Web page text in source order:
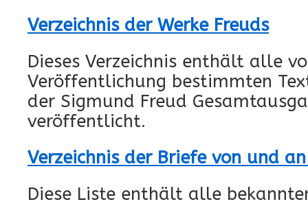
Verzeichnis der Werke Freuds
Dieses Verzeichnis enthält alle
Veröffentlichung bestimmten
der Sigmund Freud
veröffentlicht.
Verzeichnis der Briefe von und
Diese Liste enthält alle